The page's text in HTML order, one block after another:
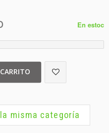
En estoc
misma categoría